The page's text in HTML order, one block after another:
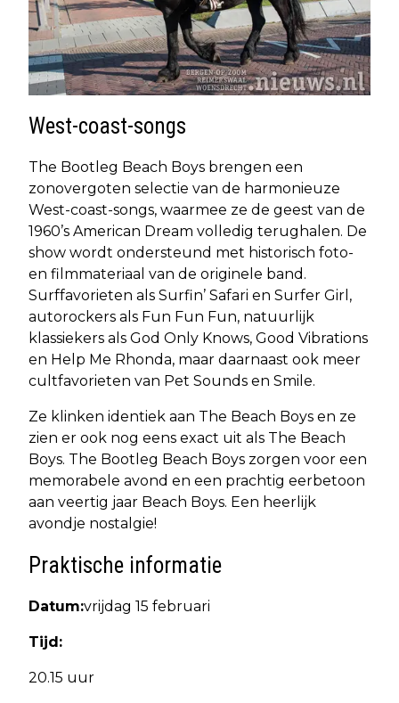
West-coast-songs
The Bootleg Beach Boys brengen een
zonovergoten selectie van de harmonieuze
West-coast-songs, waarmee ze de geest van de
1960’s American Dream volledig terughalen. De
show wordt ondersteund met historisch foto-
en filmmateriaal van de originele band.
Surffavorieten als Surfin’ Safari en Surfer Girl,
autorockers als Fun Fun Fun, natuurlijk
klassiekers als God Only Knows, Good Vibrations
en Help Me Rhonda, maar daarnaast ook meer
cultfavorieten van Pet Sounds en Smile.
Ze klinken identiek aan The Beach Boys en ze
zien er ook nog eens exact uit als The Beach
Boys. The Bootleg Beach Boys zorgen voor een
memorabele avond en een prachtig eerbetoon
aan veertig jaar Beach Boys. Een heerlijk
avondje nostalgie!
Praktische informatie
Datum:vrijdag 15 februari
Tijd:
20.15 uur